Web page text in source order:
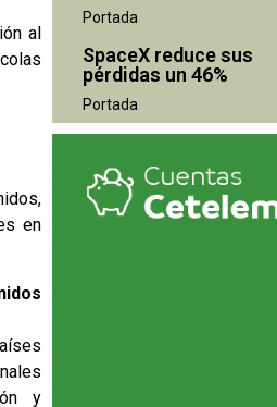
al
en
y
Portada
SpaceX reduce sus
pérdidas un 46%
Portada